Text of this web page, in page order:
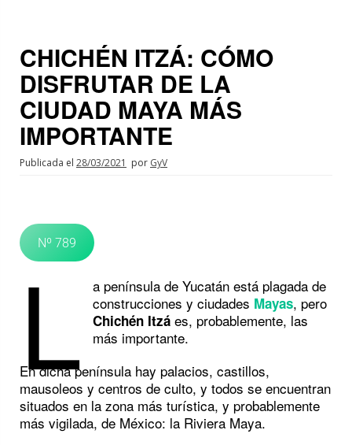
CHICHÉN ITZÁ: CÓMO
DISFRUTAR DE LA
CIUDAD MAYA MÁS
IMPORTANTE
Publicada el 28/03/2021 por GyV
Nº 789
L
a península de Yucatán está plagada de
construcciones y ciudades Mayas, pero
Chichén Itzáes, probablemente, las
más importante.
En dicha península hay palacios, castillos,
mausoleos y centros de culto, y todos se encuentran
situados en la zona más turística, y probablemente
más vigilada, de México: la Riviera Maya.